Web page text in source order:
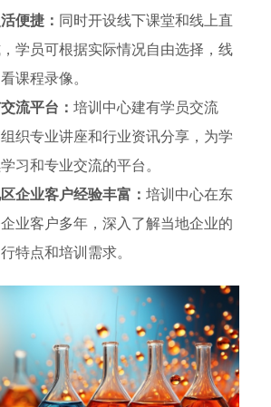
便捷： 同时开设线下课堂和线上直
学员可根据实际情况自由选择，线
课程录像。
流平台： 培训中心建有学员交流
织专业讲座和行业资讯分享，为学
习和专业交流的平台。
企业客户经验丰富： 培训中心在东
业客户多年，深入了解当地企业的
特点和培训需求。